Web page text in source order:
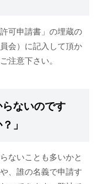
可申請書」の埋蔵の
会）に記入して頂か
注意下さい。
らないのです
」
ないことも多いかと
、誰の名義で申請す